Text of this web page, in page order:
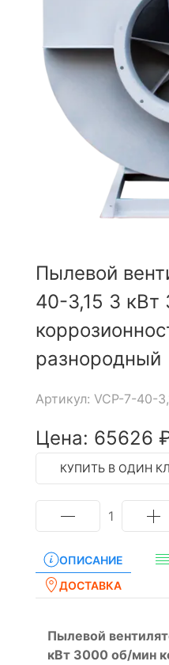
Пылевой
40-3,15 3
разнородный
Артикул: VCP-7-40-
Цена: 65626
КУПИТЬ В ОДИН
1
ОПИСАНИЕ
ДОСТАВКА
Пылевой
кВт 3000 об/мин